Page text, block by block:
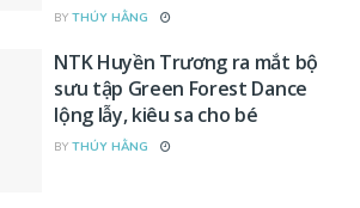
BY THÚY HẰNG
NTK Huyền Trương ra mắt bộ
sưu tập Green Forest Dance
lộng lẫy, kiêu sa cho bé
BY THÚY HẰNG